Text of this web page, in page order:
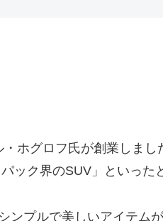
ホグロフ氏が創業しま
ック界のSUV」といった
ンプルで美しいアイテム